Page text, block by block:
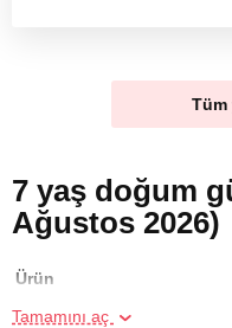
Tüm
7 yaş doğum
Ağustos 2026)
Ürün
Tamamını aç